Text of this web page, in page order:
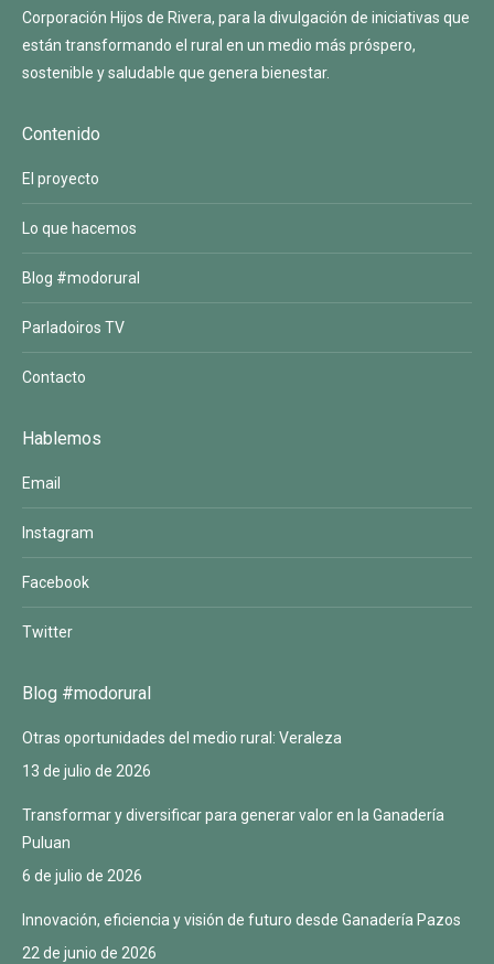
Corporación Hijos de Rivera, para la divulgación de iniciativas que
están transformando el rural en un medio más próspero,
sostenible y saludable que genera bienestar.
Contenido
El proyecto
Lo que hacemos
Blog #modorural
Parladoiros TV
Contacto
Hablemos
Email
Instagram
Facebook
Twitter
Blog #modorural
Otras oportunidades del medio rural: Veraleza
13 de julio de 2026
Transformar y diversificar para generar valor en la Ganadería
Puluan
6 de julio de 2026
Innovación, eficiencia y visión de futuro desde Ganadería Pazos
22 de junio de 2026